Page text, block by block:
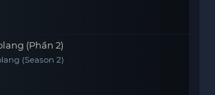
(Phần 2)
(Season 2)